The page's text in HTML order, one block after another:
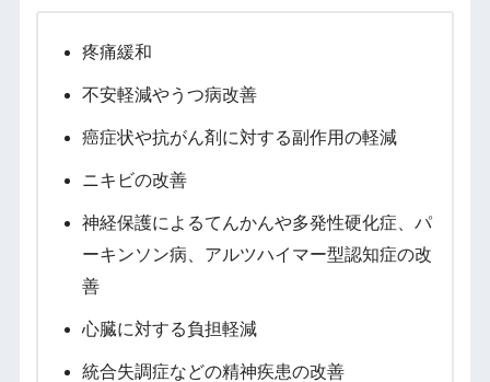
疼痛緩和
不安軽減やうつ病改善
癌症状や抗がん剤に対する副作用の軽減
ニキビの改善
神経保護によるてんかんや多発性硬化症、パ
ーキンソン病、アルツハイマー型認知症の改
善
心臓に対する負担軽減
統合失調症などの精神疾患の改善